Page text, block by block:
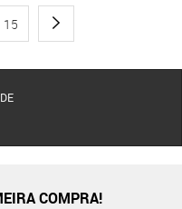
15
COMPRA!